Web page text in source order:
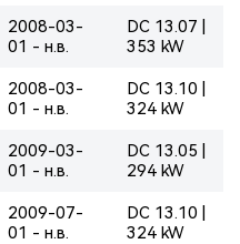
2008-03-
01 - н.в.
DC 13.07 |
353 kW
2008-03-
01 - н.в.
DC 13.10 |
324 kW
2009-03-
01 - н.в.
DC 13.05 |
294 kW
2009-07-
01 - н.в.
DC 13.10 |
324 kW